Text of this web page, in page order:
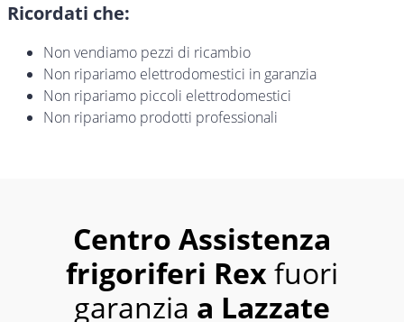
Ricordati che:
Non vendiamo pezzi di ricambio
Non ripariamo elettrodomestici in garanzia
Non ripariamo piccoli elettrodomestici
Non ripariamo prodotti professionali
Centro Assistenza
frigoriferi Rex fuori
garanzia a Lazzate